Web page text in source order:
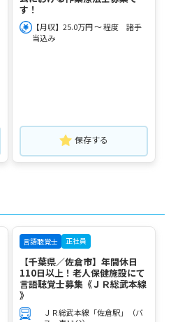
す！
【月収】25.0万円 ～ 程度 諸手
当込み
保存する
言語聴覚士 正社員
【千葉県／佐倉市】年間休日
110日以上！老人保健施設にて
言語聴覚士募集《ＪＲ総武本線
》
ＪＲ総武本線「佐倉駅」（バ